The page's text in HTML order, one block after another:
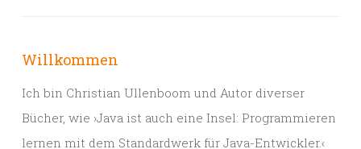
Willkommen
Ich bin Christian Ullenboom und Autor diverser
Bücher, wie ›Java ist auch eine Insel: Programmieren
lernen mit dem Standardwerk für Java-Entwickler.‹